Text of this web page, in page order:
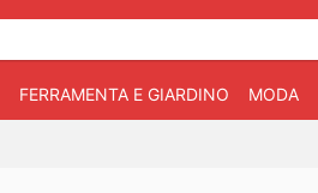
FERRAMENTA E GIARDINO MODA